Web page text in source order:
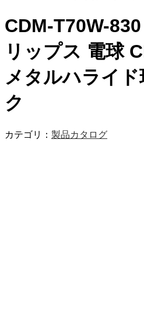
CDM-T70W-
リップス 電球
メタルハライ
ク
カテゴリ： 製品カタログ